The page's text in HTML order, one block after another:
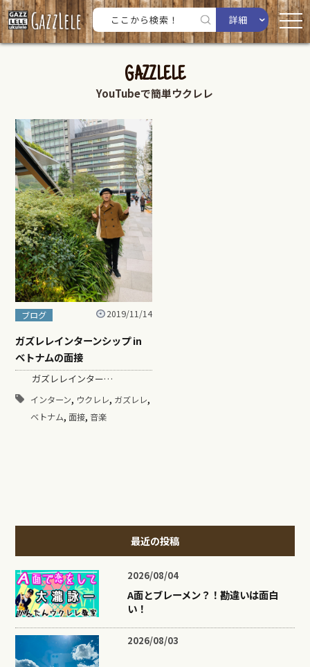
詳細
GAZZLELE
YouTubeで簡単ウクレレ
ブログ 2019/11/14
ガズレレインターンシップ in
ベトナムの面接
ガズレレインター…
インターン, ウクレレ, ガズレレ,
ベトナム, 面接, 音楽
最近の投稿
2026/08/04
A面とブレーメン？！勘違いは面白
い！
2026/08/03